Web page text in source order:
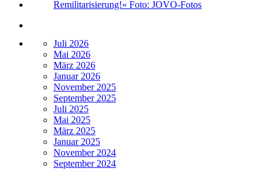
Juli 2026
Mai 2026
März 2026
Januar 2026
November 2025
September 2025
Juli 2025
Mai 2025
März 2025
Januar 2025
November 2024
September 2024